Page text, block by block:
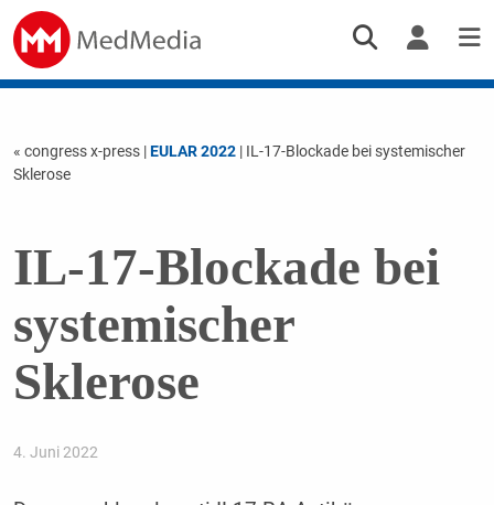
« congress x-press |EULAR 2022| IL-17-Blockade bei systemischer
Sklerose
IL-17-Blockade bei
systemischer
Sklerose
4. Juni 2022